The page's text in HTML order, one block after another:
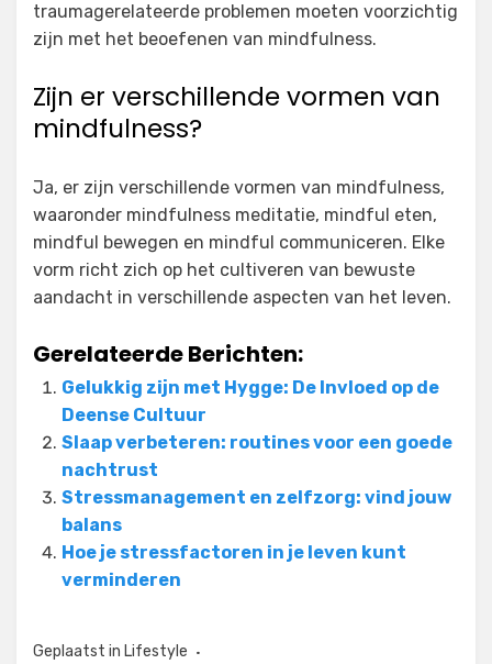
traumagerelateerde problemen moeten voorzichtig
zijn met het beoefenen van mindfulness.
Zijn er verschillende vormen van
mindfulness?
Ja, er zijn verschillende vormen van mindfulness,
waaronder mindfulness meditatie, mindful eten,
mindful bewegen en mindful communiceren. Elke
vorm richt zich op het cultiveren van bewuste
aandacht in verschillende aspecten van het leven.
Gerelateerde Berichten:
Gelukkig zijn met Hygge: De Invloed op de
Deense Cultuur
Slaap verbeteren: routines voor een goede
nachtrust
Stressmanagement en zelfzorg: vind jouw
balans
Hoe je stressfactoren in je leven kunt
verminderen
Geplaatst in Lifestyle